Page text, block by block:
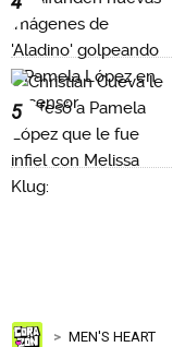
5
MEN'S HEART